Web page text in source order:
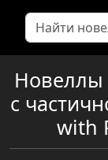
Новеллы
с
with